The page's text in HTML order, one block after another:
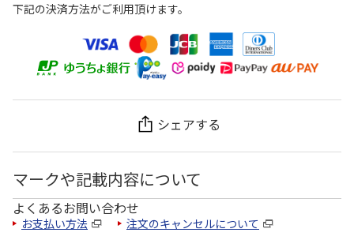
下記の決済方法がご利用頂けます。
シェアする
マークや記載内容について
よくあるお問い合わせ
お支払い方法 注文のキャンセルについて